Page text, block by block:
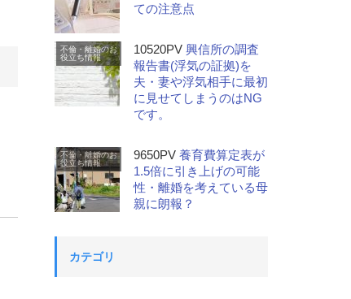
ての注意点
不倫・離婚のお
役立ち情報
10520PV 興信所の調査
報告書(浮気の証拠)を
夫・妻や浮気相手に最初
に見せてしまうのはNG
です。
不倫・離婚のお
役立ち情報
9650PV 養育費算定表が
1.5倍に引き上げの可能
性・離婚を考えている母
親に朗報？
カテゴリ